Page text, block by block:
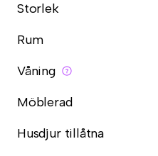
Storlek
Rum
Våning
Möblerad
Husdjur tillåtna